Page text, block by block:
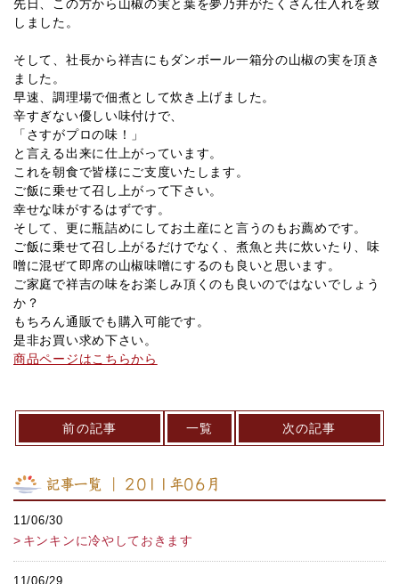
先日、この方から山椒の実と葉を夢乃井がたくさん仕入れを致
しました。
そして、社長から祥吉にもダンボール一箱分の山椒の実を頂き
ました。
早速、調理場で佃煮として炊き上げました。
辛すぎない優しい味付けで、
「さすがプロの味！」
と言える出来に仕上がっています。
これを朝食で皆様にご支度いたします。
ご飯に乗せて召し上がって下さい。
幸せな味がするはずです。
そして、更に瓶詰めにしてお土産にと言うのもお薦めです。
ご飯に乗せて召し上がるだけでなく、煮魚と共に炊いたり、味
噌に混ぜて即席の山椒味噌にするのも良いと思います。
ご家庭で祥吉の味をお楽しみ頂くのも良いのではないでしょう
か？
もちろん通販でも購入可能です。
是非お買い求め下さい。
商品ページはこちらから
前の記事 一覧 次の記事
記事一覧 ｜ 2011年06月
11/06/30
キンキンに冷やしておきます
11/06/29